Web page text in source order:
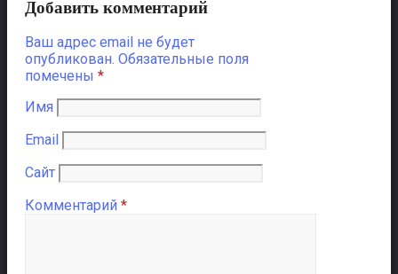
Добавить комментарий
Ваш адрес email не будет
опубликован. Обязательные поля
помечены *
Имя
Email
Сайт
Комментарий *